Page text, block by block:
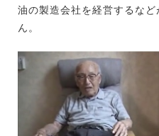
油の製造会社を経営するな
ん。